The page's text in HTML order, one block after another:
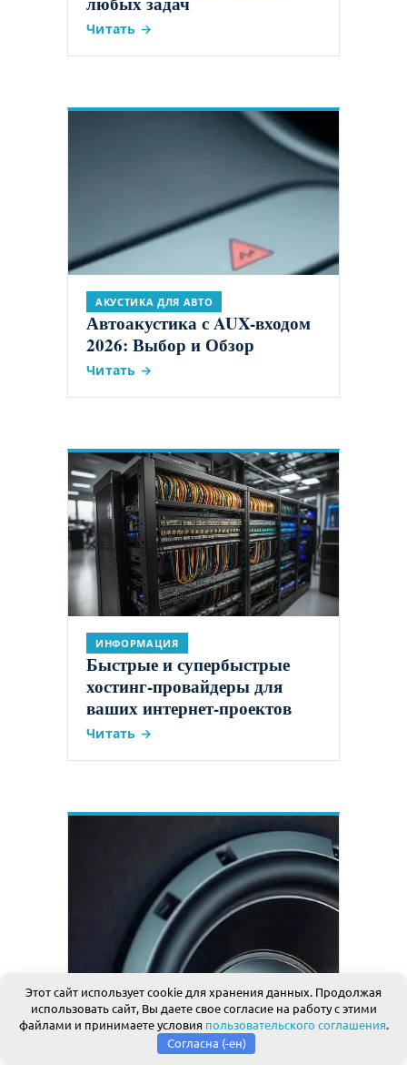
Читать →
АКУСТИКА ДЛЯ АВТО
Автоакустика с AUX-входом
2026: Выбор и Обзор
Читать →
ИНФОРМАЦИЯ
Быстрые и супербыстрые
хостинг-провайдеры для
ваших интернет-проектов
Читать →
АКУСТИКА ДЛЯ АВТО
Автоакустика премиум-
класса 2026: Обзор лучших
Этот сайт использует cookie для хранения данных. Продолжая
использовать сайт, Вы даете свое согласие на работу с этими
файлами и принимаете условия пользовательского соглашения.
Согласна (-ен)